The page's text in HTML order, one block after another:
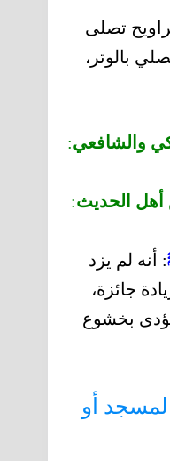
تصلى
بالوتر،
والشافعي:
أهل الحديث:
: أنه لم يزد
جائزة،
بخشوع
أو